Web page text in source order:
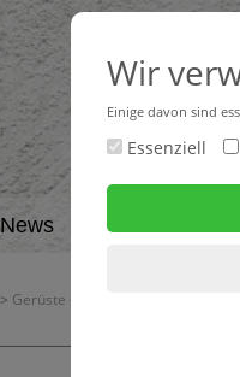
News Abverkauf neu
> Gerüste - Gerüstzubehör -
Wir
Einige davon sind
Essenziell